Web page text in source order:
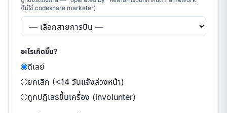
(ไม่ใช่ codeshare marketer)
อะไรเกิดขึ้น?
ดีเลย์
ยกเลิก (<14 วันแจ้งล่วงหน้า)
ถูกปฏิเสธขึ้นเครื่อง (involunter)